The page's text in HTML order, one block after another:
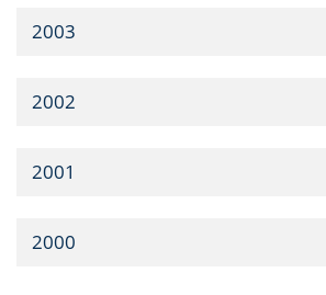
2003
2002
2001
2000